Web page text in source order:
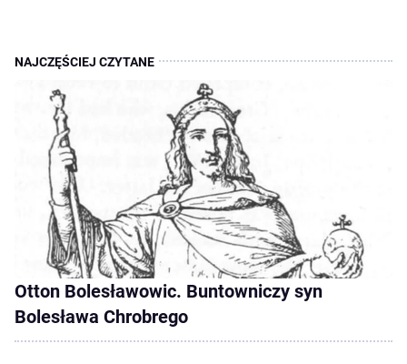
Otton Bolesławowic. Buntowniczy syn
Bolesława Chrobrego